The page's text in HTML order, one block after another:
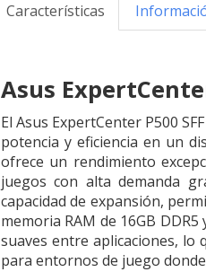
Características
Asus
El Asus ExpertCenter P500
potencia y eficiencia en un
ofrece un rendimiento
juegos con alta demanda
capacidad de expansión,
memoria RAM de 16GB
suaves entre aplicaciones, lo
para entornos de juego